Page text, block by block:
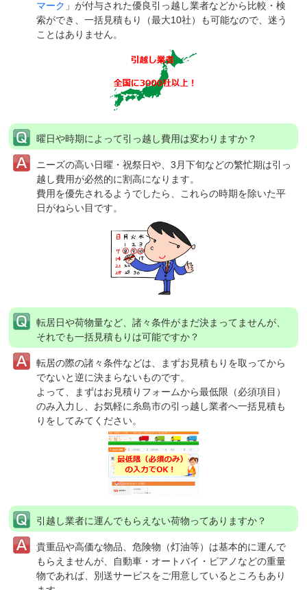
マーク 」が付与された優良引っ越し業者などから比較・検
索ができ、一括見積もり（最大10社）も可能なので、迷う
ことはありません。
曜日や時期によって引っ越し費用は変わりますか？
ニーズの高い日曜・祝祭日や、3月下旬などの繁忙期は引っ
越し費用が必然的に割高になります。
費用を優先されるようでしたら、これらの時期を除いた平
日がねらい目です。
転居日や荷物量など、諸々条件がまだ決まってませんが、
それでも一括見積もりは可能ですか？
転居の際の諸々条件などは、まずお見積もりを取ってから
でないと逆に決まらないものです。
よって、まずはお見積りフォームから最低限（必須項目）
のみ入力し、お気軽に糸島市の引っ越し業者へ一括見積も
りをしてみてください。
引越し業者に運んでもらえない荷物ってありますか？
貴重品や高価な物品、危険物（灯油等）は基本的に運んで
もらえませんが、自動車・オートバイ・ピアノなどの重量
物であれば、別送サービスをご用意しているところもあり